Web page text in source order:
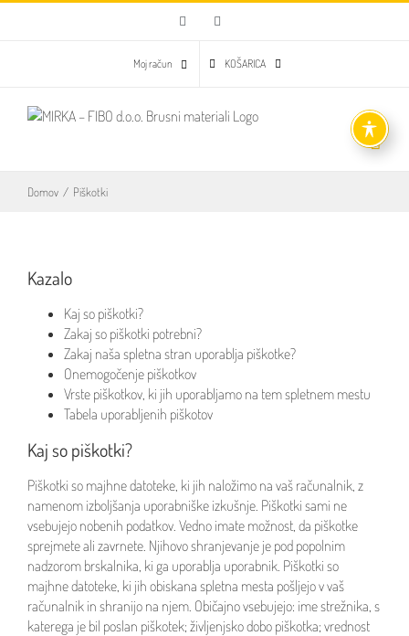
Facebook
Moj račun KOŠARICA
Domov / Piškotki
Kazalo
Kaj so piškotki?
Zakaj so piškotki potrebni?
Zakaj naša spletna stran uporablja piškotke?
Onemogočenje piškotkov
Vrste piškotkov, ki jih uporabljamo na tem spletnem mestu
Tabela uporabljenih piškotov
Kaj so piškotki?
Piškotki so majhne datoteke, ki jih naložimo na vaš računalnik, z
namenom izboljšanja uporabniške izkušnje. Piškotki sami ne
vsebujejo nobenih podatkov. Vedno imate možnost, da piškotke
sprejmete ali zavrnete. Njihovo shranjevanje je pod popolnim
nadzorom brskalnika, ki ga uporablja uporabnik. Piškotki so
majhne datoteke, ki jih obiskana spletna mesta pošljejo v vaš
računalnik in shranijo na njem. Običajno vsebujejo: ime strežnika, s
katerega je bil poslan piškotek; življenjsko dobo piškotka; vrednost